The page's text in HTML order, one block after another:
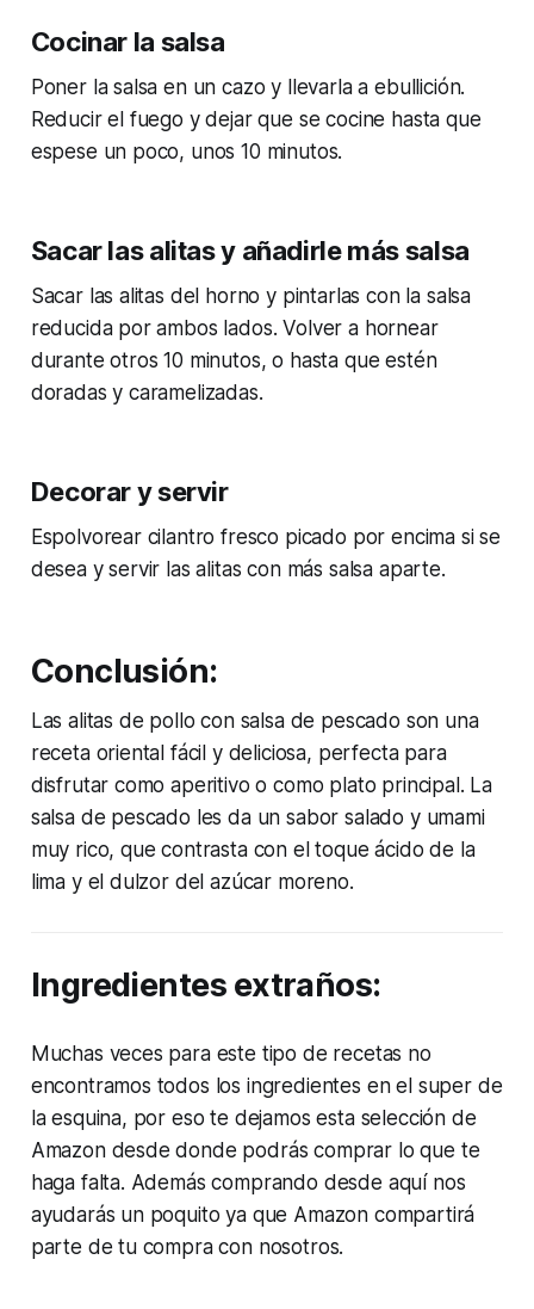
Cocinar la salsa
Poner la salsa en un cazo y llevarla a ebullición.
Reducir el fuego y dejar que se cocine hasta que
espese un poco, unos 10 minutos.
Sacar las alitas y añadirle más salsa
Sacar las alitas del horno y pintarlas con la salsa
reducida por ambos lados. Volver a hornear
durante otros 10 minutos, o hasta que estén
doradas y caramelizadas.
Decorar y servir
Espolvorear cilantro fresco picado por encima si se
desea y servir las alitas con más salsa aparte.
Conclusión:
Las alitas de pollo con salsa de pescado son una
receta oriental fácil y deliciosa, perfecta para
disfrutar como aperitivo o como plato principal. La
salsa de pescado les da un sabor salado y umami
muy rico, que contrasta con el toque ácido de la
lima y el dulzor del azúcar moreno.
Ingredientes extraños:
Muchas veces para este tipo de recetas no
encontramos todos los ingredientes en el super de
la esquina, por eso te dejamos esta selección de
Amazon desde donde podrás comprar lo que te
haga falta. Además comprando desde aquí nos
ayudarás un poquito ya que Amazon compartirá
parte de tu compra con nosotros.